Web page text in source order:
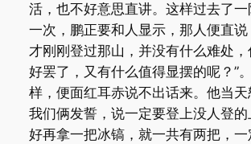
活，也不好意思直讲。这样过去了
一次，鹏正要和人显示，那人便直说
才刚刚登过那山，并没有什么难处
好罢了，又有什么值得显摆的呢？”
样，便面红耳赤说不出话来。他当
我们俩发誓，说一定要登上没人登
好再拿一把冰镐，就一共有两把，